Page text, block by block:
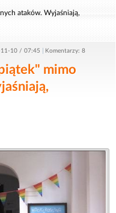
ataków. Wyjaśniają,
11-10 / 07:45 Komentarzy: 8
mimo